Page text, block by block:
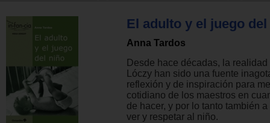
El adulto y el juego
Anna Tardos
Desde hace décadas, la
Lóczy han sido una fuente
reflexión y de inspiración para
cotidiano de los maestros en
de hacer, y por lo tanto también
ver y respetar al niño.